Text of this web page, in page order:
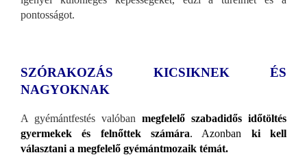
pontosságot.
SZÓRAKOZÁS KICSIKNEK ÉS
NAGYOKNAK
A gyémántfestés valóban megfelelő szabadidős időtöltés
gyermekek és felnőttek számára. Azonban ki kell
választani a megfelelő gyémántmozaik témát.